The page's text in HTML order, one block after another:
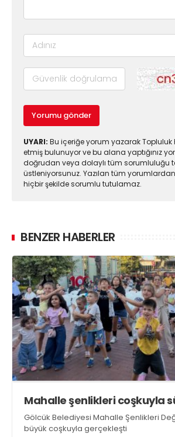
Yorumu gönder
UYARI: Bu içeriğe yorum yazarak Topluluk
etmiş bulunuyor ve bu alana yaptığınız
doğrudan veya dolaylı tüm sorumluluğu
üstleniyorsunuz. Yazılan tüm
hiçbir şekilde sorumlu tutulamaz.
BENZER HABERLER
Mahalle şenlikleri coşkuyla
Gölcük Belediyesi Mahalle Şenlikleri
büyük coşkuyla gerçekleşti